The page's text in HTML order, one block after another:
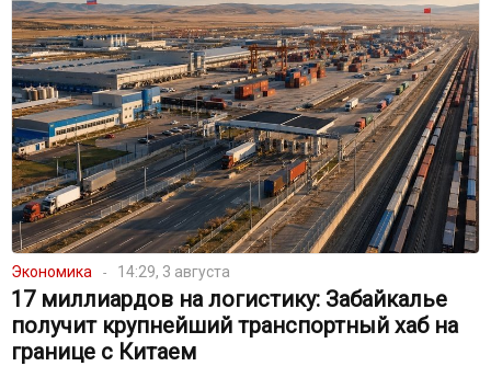
Экономика 14:29, 3 августа
17 миллиардов на логистику: Забайкалье
получит крупнейший транспортный хаб на
границе с Китаем